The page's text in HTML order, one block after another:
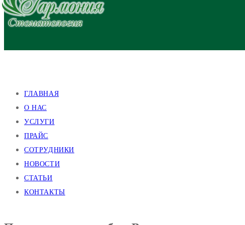
ГЛАВНАЯ
О НАС
УСЛУГИ
ПРАЙС
СОТРУДНИКИ
НОВОСТИ
СТАТЬИ
КОНТАКТЫ